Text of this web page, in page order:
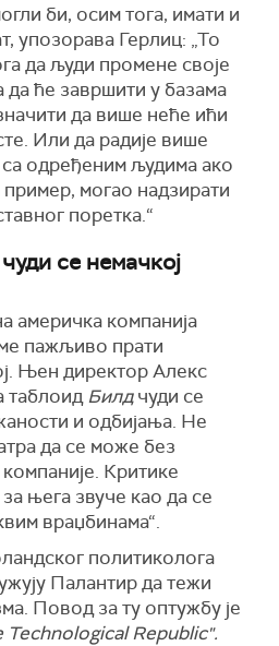
би, осим тога, имати и
упозорава Герлиц: „То
да људи промене своје
ће завршити у базама
да више неће ићи
Или да радије више
одређеним људима ако
пример, могао надзирати
поретка.“
се немачкој
америчка компанија
пажљиво прати
Њен директор Алекс
таблоидБилдчуди се
и одбијања. Не
да се може без
Критике
њега звуче као да се
враџбинама“.
политиколога
Палантир да тежи
Повод за ту оптужбу је
Technological Republic".